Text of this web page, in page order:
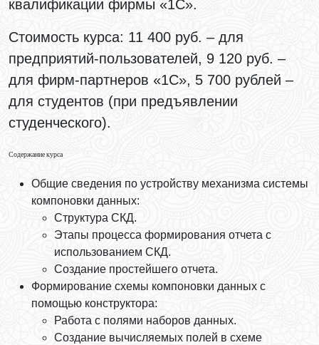
квалификации фирмы «1С».
Стоимость курса: 11 400 руб. – для
предприятий-пользователей, 9 120 руб. –
для фирм-партнеров «1С», 5 700 рублей –
для студентов (при предъявлении
студенческого).
Содержание курса
Общие сведения по устройству механизма системы
компоновки данных:
Структура СКД.
Этапы процесса формирования отчета с
использованием СКД.
Создание простейшего отчета.
Формирование схемы компоновки данных с
помощью конструктора:
Работа с полями наборов данных.
Создание вычисляемых полей в схеме